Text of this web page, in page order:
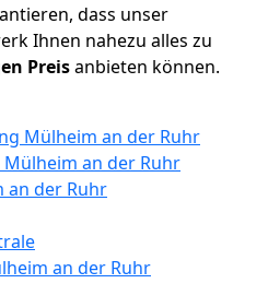
dass unser
Ihnen nahezu alles zu
Preisanbieten können.
Mülheim an der Ruhr
an der Ruhr
an der Ruhr
an der Ruhr